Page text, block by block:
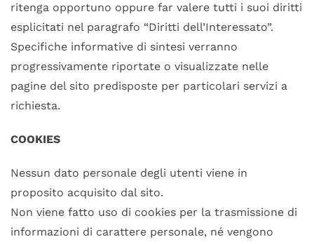
ritenga opportuno oppure far valere tutti i suoi diritti
esplicitati nel paragrafo “Diritti dell’Interessato”.
Specifiche informative di sintesi verranno
progressivamente riportate o visualizzate nelle
pagine del sito predisposte per particolari servizi a
richiesta.
COOKIES
Nessun dato personale degli utenti viene in
proposito acquisito dal sito.
Non viene fatto uso di cookies per la trasmissione di
informazioni di carattere personale, né vengono